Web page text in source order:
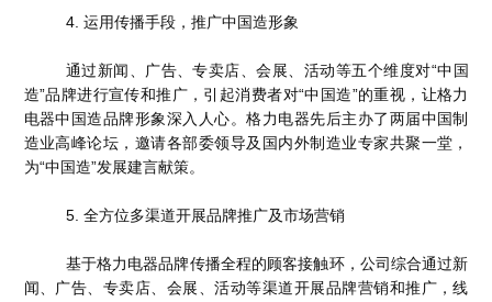
4. 运用传播手段，推广中国造形象
通过新闻、广告、专卖店、会展、活动等五个维度对“中国
造”品牌进行宣传和推广，引起消费者对“中国造”的重视，让格力
电器中国造品牌形象深入人心。格力电器先后主办了两届中国制
造业高峰论坛，邀请各部委领导及国内外制造业专家共聚一堂，
为“中国造”发展建言献策。
5. 全方位多渠道开展品牌推广及市场营销
基于格力电器品牌传播全程的顾客接触环，公司综合通过新
闻、广告、专卖店、会展、活动等渠道开展品牌营销和推广，线